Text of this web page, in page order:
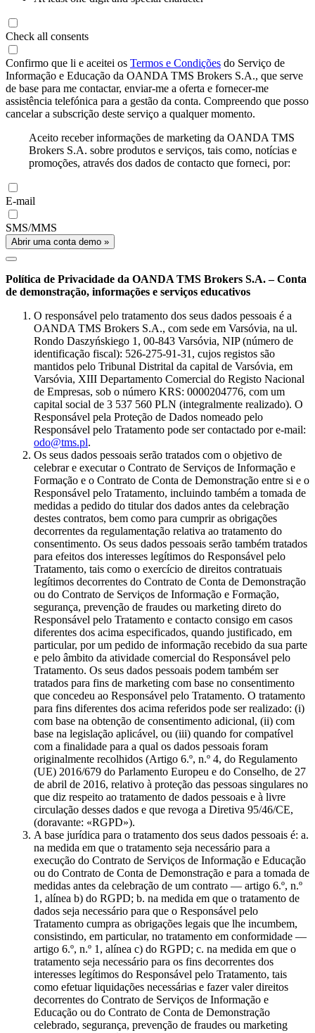
Check all consents
Confirmo que li e aceitei os Termos e Condições do Serviço de
Informação e Educação da OANDA TMS Brokers S.A., que serve
de base para me contactar, enviar-me a oferta e fornecer-me
assistência telefónica para a gestão da conta. Compreendo que posso
cancelar a subscrição deste serviço a qualquer momento.
Aceito receber informações de marketing da OANDA TMS
Brokers S.A. sobre produtos e serviços, tais como, notícias e
promoções, através dos dados de contacto que forneci, por:
E-mail
SMS/MMS
Abrir uma conta demo »
Política de Privacidade da OANDA TMS Brokers S.A. – Conta
de demonstração, informações e serviços educativos
O responsável pelo tratamento dos seus dados pessoais é a
OANDA TMS Brokers S.A., com sede em Varsóvia, na ul.
Rondo Daszyńskiego 1, 00-843 Varsóvia, NIP (número de
identificação fiscal): 526-275-91-31, cujos registos são
mantidos pelo Tribunal Distrital da capital de Varsóvia, em
Varsóvia, XIII Departamento Comercial do Registo Nacional
de Empresas, sob o número KRS: 0000204776, com um
capital social de 3 537 560 PLN (integralmente realizado). O
Responsável pela Proteção de Dados nomeado pelo
Responsável pelo Tratamento pode ser contactado por e-mail:
odo@tms.pl.
Os seus dados pessoais serão tratados com o objetivo de
celebrar e executar o Contrato de Serviços de Informação e
Formação e o Contrato de Conta de Demonstração entre si e o
Responsável pelo Tratamento, incluindo também a tomada de
medidas a pedido do titular dos dados antes da celebração
destes contratos, bem como para cumprir as obrigações
decorrentes da regulamentação relativa ao tratamento do
consentimento. Os seus dados pessoais serão também tratados
para efeitos dos interesses legítimos do Responsável pelo
Tratamento, tais como o exercício de direitos contratuais
legítimos decorrentes do Contrato de Conta de Demonstração
ou do Contrato de Serviços de Informação e Formação,
segurança, prevenção de fraudes ou marketing direto do
Responsável pelo Tratamento e contacto consigo em casos
diferentes dos acima especificados, quando justificado, em
particular, por um pedido de informação recebido da sua parte
e pelo âmbito da atividade comercial do Responsável pelo
Tratamento. Os seus dados pessoais podem também ser
tratados para fins de marketing com base no consentimento
que concedeu ao Responsável pelo Tratamento. O tratamento
para fins diferentes dos acima referidos pode ser realizado: (i)
com base na obtenção de consentimento adicional, (ii) com
base na legislação aplicável, ou (iii) quando for compatível
com a finalidade para a qual os dados pessoais foram
originalmente recolhidos (Artigo 6.º, n.º 4, do Regulamento
(UE) 2016/679 do Parlamento Europeu e do Conselho, de 27
de abril de 2016, relativo à proteção das pessoas singulares no
que diz respeito ao tratamento de dados pessoais e à livre
circulação desses dados e que revoga a Diretiva 95/46/CE,
(doravante: «RGPD»).
A base jurídica para o tratamento dos seus dados pessoais é: a.
na medida em que o tratamento seja necessário para a
execução do Contrato de Serviços de Informação e Educação
ou do Contrato de Conta de Demonstração e para a tomada de
medidas antes da celebração de um contrato — artigo 6.º, n.º
1, alínea b) do RGPD; b. na medida em que o tratamento de
dados seja necessário para que o Responsável pelo
Tratamento cumpra as obrigações legais que lhe incumbem,
consistindo, em particular, no tratamento em conformidade —
artigo 6.º, n.º 1, alínea c) do RGPD; c. na medida em que o
tratamento seja necessário para os fins decorrentes dos
interesses legítimos do Responsável pelo Tratamento, tais
como efetuar liquidações necessárias e fazer valer direitos
decorrentes do Contrato de Serviços de Informação e
Educação ou do Contrato de Conta de Demonstração
celebrado, segurança, prevenção de fraudes ou marketing